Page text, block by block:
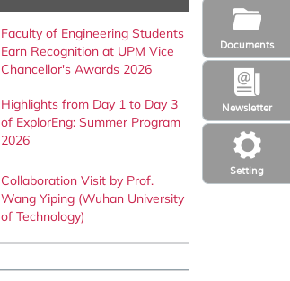
Setting
Newsletter
Documents
Faculty of Engineering Students
Earn Recognition at UPM Vice
Chancellor's Awards 2026
Highlights from Day 1 to Day 3
of ExplorEng: Summer Program
2026
Collaboration Visit by Prof.
Wang Yiping (Wuhan University
of Technology)